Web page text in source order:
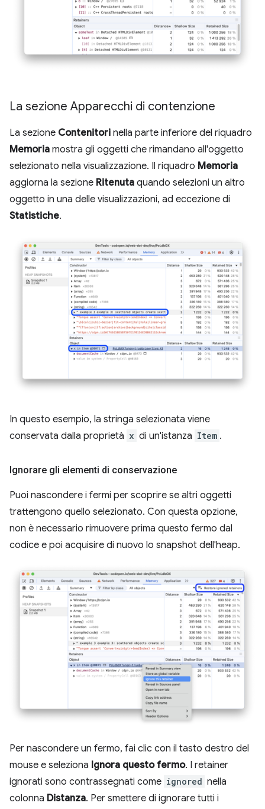
La sezione Apparecchi di contenzione
La sezione Contenitori nella parte inferiore del riquadro
Memoria mostra gli oggetti che rimandano all'oggetto
selezionato nella visualizzazione. Il riquadro Memoria
aggiorna la sezione Ritenuta quando selezioni un altro
oggetto in una delle visualizzazioni, ad eccezione di
Statistiche.
In questo esempio, la stringa selezionata viene
conservata dalla proprietà x di un'istanza Item .
Ignorare gli elementi di conservazione
Puoi nascondere i fermi per scoprire se altri oggetti
trattengono quello selezionato. Con questa opzione,
non è necessario rimuovere prima questo fermo dal
codice e poi acquisire di nuovo lo snapshot dell'heap.
Per nascondere un fermo, fai clic con il tasto destro del
mouse e seleziona Ignora questo fermo. I retainer
ignorati sono contrassegnati come ignored nella
colonna Distanza. Per smettere di ignorare tutti i